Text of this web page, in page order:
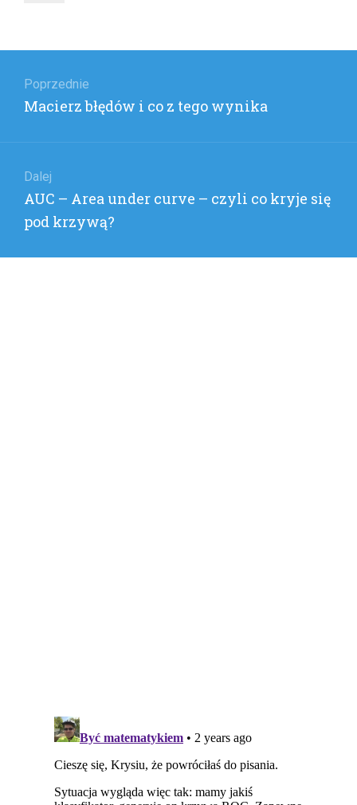
wpisu
Poprzednie
Poprzedni
Macierz błędów i co z tego wynika
Dalej
Następny
wpis:
AUC – Area under curve – czyli co kryje się
pod krzywą?